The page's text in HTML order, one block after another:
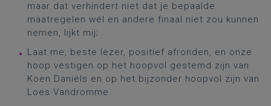
maar dat verhindert niet dat je bepaalde
maatregelen wél en andere finaal niet zou kunnen
nemen, lijkt mij;
Laat me, beste lezer, positief afronden, en onze
hoop vestigen op het hoopvol gestemd zijn van
Koen Daniëls en op het bijzonder hoopvol zijn van
Loes Vandromme.